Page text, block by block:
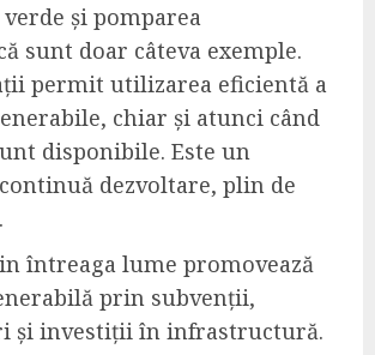
și pomparea
sunt doar câteva exemple.
permit utilizarea eficientă a
chiar și atunci când
disponibile. Este un
dezvoltare, plin de
întreaga lume promovează
prin subvenții,
și investiții în infrastructură.